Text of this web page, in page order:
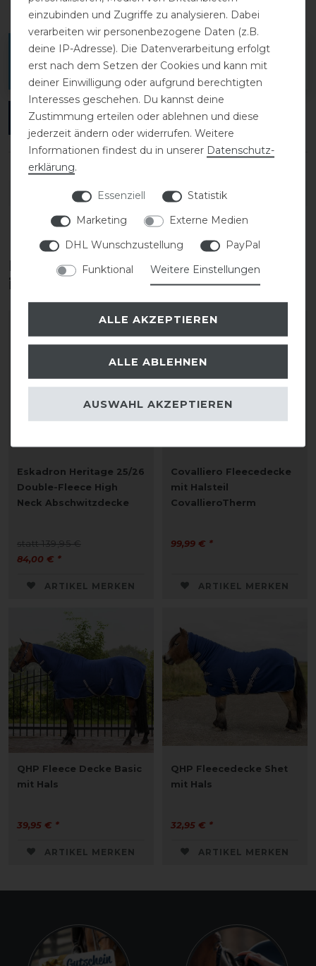
Melde dich an, um eine Kundenrezension zu
verfassen.
ANMELDEN
DETAILS ZUR PRODUKTSICHERHEIT
Diese Produkte könnten dich auch
interessieren
Eskadron Heritage 25/26
Double-Fleece High
Neck Abschwitzdecke
statt 139,95 €
84,00 € *
ARTIKEL MERKEN
Covalliero Fleecedecke
mit Halsteil
CovallieroTherm
99,99 € *
ARTIKEL MERKEN
QHP Fleece Decke Basic
mit Hals
39,95 € *
ARTIKEL MERKEN
QHP Fleecedecke Shet
mit Hals
32,95 € *
ARTIKEL MERKEN
einzubinden und Zugriffe zu analysieren. Dabei
verarbeiten wir personenbezogene Daten (z.B.
deine IP-Adresse). Die Datenverarbeitung erfolgt
erst nach dem Setzen der Cookies und kann mit
deiner Einwilligung oder aufgrund berechtigten
Interesses geschehen. Du kannst deine
Zustimmung erteilen oder ablehnen und diese
jederzeit ändern oder widerrufen. Weitere
Informationen findest du in unserer Daten­schutz­
erklärung.
Essenziell
Statistik
Marketing
Externe Medien
DHL Wunschzustellung
PayPal
Funktional
Weitere Einstellungen
ALLE AKZEPTIEREN
ALLE ABLEHNEN
AUSWAHL AKZEPTIEREN